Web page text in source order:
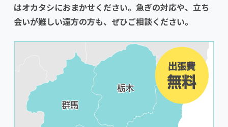
はオカタシにおまかせください。急ぎの対応や、立ち
会いが難しい遠方の方も、ぜひご相談ください。